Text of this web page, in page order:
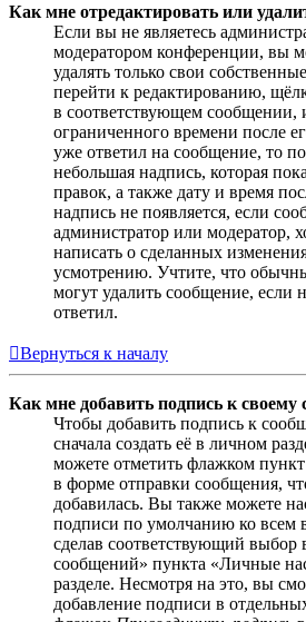
Как мне отредактировать или
Если вы не являетесь
модератором конференции, вы
удалять только свои
перейти к редактированию,
в соответствующем сообщении,
ограниченного времени после
уже ответил на сообщение, то
небольшая надпись, которая
правок, а также дату и время
надпись не появляется, если
администратор или модератор,
написать о сделанных
усмотрению. Учтите, что
могут удалить сообщение, если
ответил.
Вернуться к началу
Как мне добавить подпись к своему
Чтобы добавить подпись к
сначала создать её в личном
можете отметить флажком пункт
в форме отправки сообщения,
добавилась. Вы также можете
подписи по умолчанию ко всем
сделав соответствующий выбор
сообщений» пункта «Личные
разделе. Несмотря на это, вы
добавление подписи в